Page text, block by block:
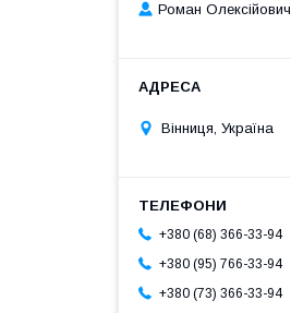
Роман Олексійович
Вінниця, Україна
+380 (68) 366-33-94
+380 (95) 766-33-94
+380 (73) 366-33-94